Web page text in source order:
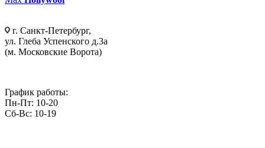
г. Санкт-Петербург,
ул. Глеба Успенского д.3а
(м. Московские Ворота)
График работы:
Пн-Пт: 10-20
Сб-Вс: 10-19